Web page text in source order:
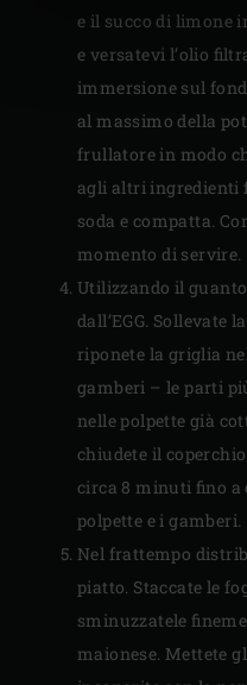
e il succo di limone
e versatevi l’olio
immersione sul
al massimo della
frullatore in modo
agli altri ingredienti
soda e compatta.
momento di servire.
Utilizzando il guanto
dall’EGG. Sollevate
riponete la griglia
gamberi – le parti
nelle polpette già
chiudete il coperchio
circa 8 minuti fino a
polpette e i gamberi.
Nel frattempo
piatto. Staccate le
sminuzzatele
maionese. Mettete